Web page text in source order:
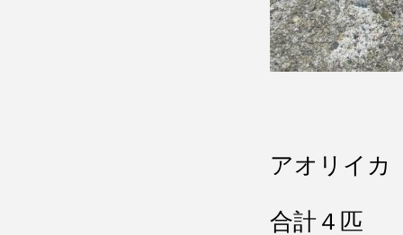
アオリイ
合計４匹